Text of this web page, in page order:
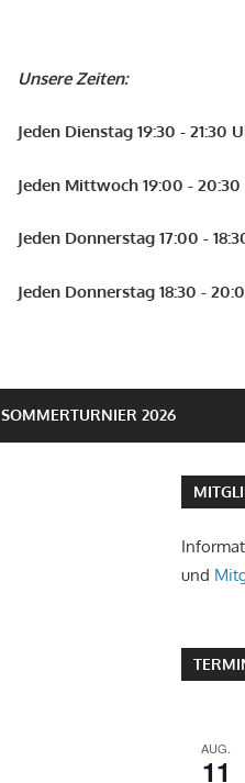
Unsere Zeiten:
Jeden Dienstag 19:30 - 21:30
Jeden Mittwoch 19:00 -
Jeden Donnerstag 17:00 -
Jeden Donnerstag 18:30 -
SOMMERTURNIER 2026
und
AUG.
11